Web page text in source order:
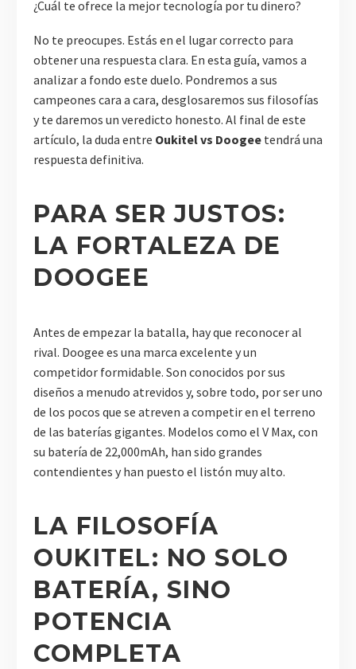
¿Cuál te ofrece la mejor tecnología por tu dinero?
No te preocupes. Estás en el lugar correcto para
obtener una respuesta clara. En esta guía, vamos a
analizar a fondo este duelo. Pondremos a sus
campeones cara a cara, desglosaremos sus filosofías
y te daremos un veredicto honesto. Al final de este
artículo, la duda entre Oukitel vs Doogee tendrá una
respuesta definitiva.
PARA SER JUSTOS:
LA FORTALEZA DE
DOOGEE
Antes de empezar la batalla, hay que reconocer al
rival. Doogee es una marca excelente y un
competidor formidable. Son conocidos por sus
diseños a menudo atrevidos y, sobre todo, por ser uno
de los pocos que se atreven a competir en el terreno
de las baterías gigantes. Modelos como el V Max, con
su batería de 22,000mAh, han sido grandes
contendientes y han puesto el listón muy alto.
LA FILOSOFÍA
OUKITEL: NO SOLO
BATERÍA, SINO
POTENCIA
COMPLETA